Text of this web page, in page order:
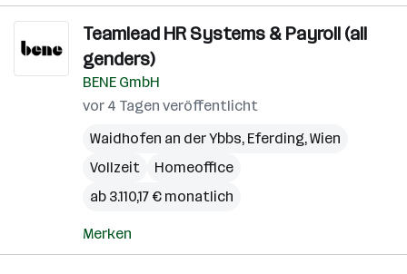
Teamlead HR Systems & Payroll (all
genders)
BENE GmbH
vor 4 Tagen veröffentlicht
Waidhofen an der Ybbs, Eferding,Wien
Vollzeit
Homeoffice
ab 3.110,17 € monatlich
Merken